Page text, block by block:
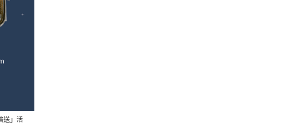
送」活